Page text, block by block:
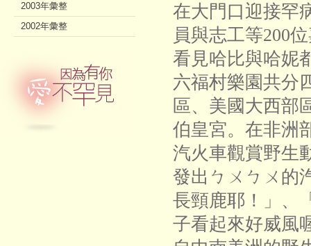
在大門口迎接罕
員與志工等200
看見哈比與哈妮
六福村樂園共分
區、美國大西部
伯皇宮。在非洲
汽火車觀賞野生
發出ㄅㄨㄅㄨ的
長頸鹿耶！」、
子看起來好威風
2003年彙整
2002年彙整